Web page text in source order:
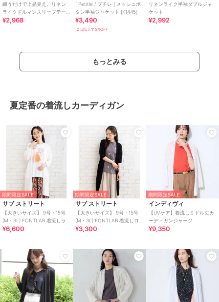
纏うだけで上品見え。リネン
ライクドルマンスリーブテー
ラードダブルジャケット（半
¥2,968
[ Petitle / プチレ ] メッシュボ
タン半袖ジャケット [K1445]
¥3,490
2点以上で5%OFF
リネンライク半袖ダブルジャ
ケット
¥2,992
もっとみる
夏定番の着流しカーディガン
期間限定SALE
サブ ストリート
【大きいサイズ】 9号・15号
(M・3L) FONTLAB 着流しラ
メカーディガン
¥6,600
期間限定SALE
サブ ストリート
【大きいサイズ】 9号・15号
(M・3L) FONTLAB 着流しロ
ングカーディガン
¥3,300
期間限定SALE
インディヴィ
【UVケア】着流しミドル丈カ
ーディガンジャージ
¥9,350